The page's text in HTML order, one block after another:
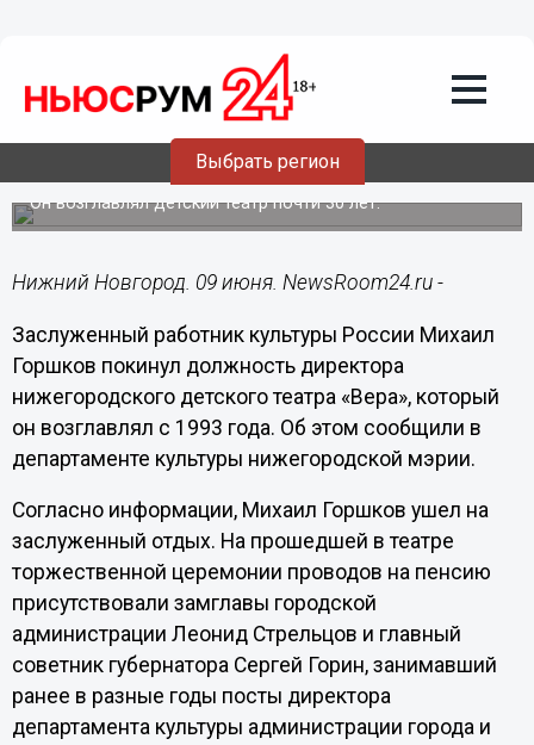
Выбрать регион
Михаил Горшков оставил пост
директора нижегородского театра
Он возглавлял детский театр почти 30 лет.
Нижний Новгород. 09 июня. NewsRoom24.ru -
Заслуженный работник культуры России Михаил
Горшков покинул должность директора
нижегородского детского театра «Вера», который
он возглавлял с 1993 года. Об этом сообщили в
департаменте культуры нижегородской мэрии.
Согласно информации, Михаил Горшков ушел на
заслуженный отдых. На прошедшей в театре
торжественной церемонии проводов на пенсию
присутствовали замглавы городской
администрации Леонид Стрельцов и главный
советник губернатора Сергей Горин, занимавший
ранее в разные годы посты директора
департамента культуры администрации города и